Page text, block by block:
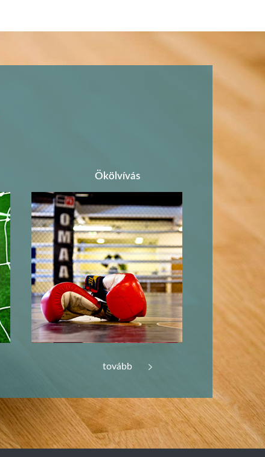
Ökölvívás
tovább